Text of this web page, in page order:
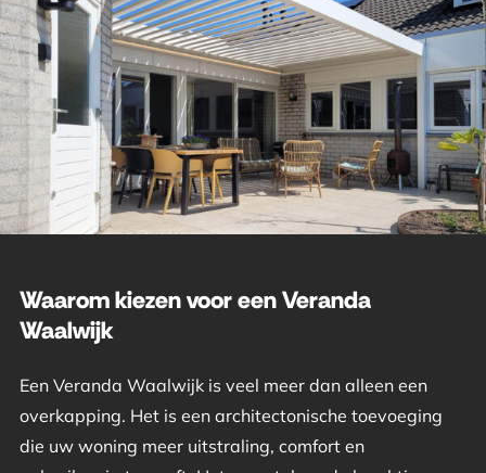
Waarom kiezen voor een Veranda
Waalwijk
Een Veranda Waalwijk is veel meer dan alleen een
overkapping. Het is een architectonische toevoeging
die uw woning meer uitstraling, comfort en